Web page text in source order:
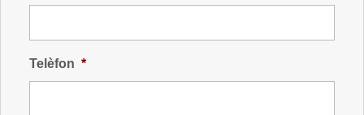
Telèfon *